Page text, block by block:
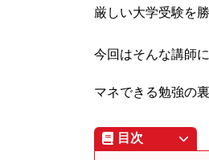
厳しい大学受験を
今回はそんな講師に
マネできる勉強の
目次